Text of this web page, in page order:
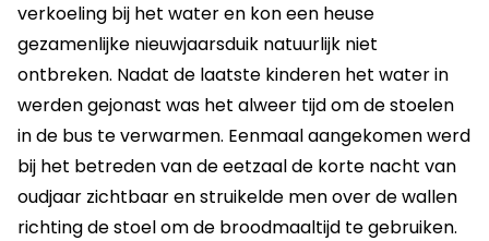
verkoeling bij het water en kon een heuse
gezamenlijke nieuwjaarsduik natuurlijk niet
ontbreken. Nadat de laatste kinderen het water in
werden gejonast was het alweer tijd om de stoelen
in de bus te verwarmen. Eenmaal aangekomen werd
bij het betreden van de eetzaal de korte nacht van
oudjaar zichtbaar en struikelde men over de wallen
richting de stoel om de broodmaaltijd te gebruiken.